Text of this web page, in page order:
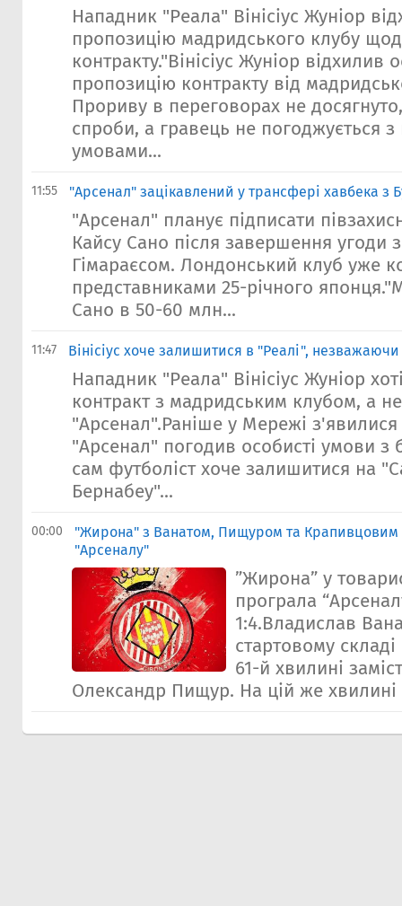
Нападник "Реала" Вінісіус Жуніор
пропозицію мадридського клубу
контракту."Вінісіус Жуніор відхилив
пропозицію контракту від
Прориву в переговорах не
спроби, а гравець не погоджується
умовами...
11:55 "Арсенал" зацікавлений у трансфері хавбека з
"Арсенал" планує підписати
Кайсу Сано після завершення угоди
Гімараєсом. Лондонський клуб уже
представниками 25-річного
Сано в 50-60 млн...
11:47 Вінісіус хоче залишитися в "Реалі",
Нападник "Реала" Вінісіус Жуніор
контракт з мадридським клубом, а
"Арсенал".Раніше у Мережі
"Арсенал" погодив особисті умови з
сам футболіст хоче залишитися на
Бернабеу"...
00:00
"Жирона" з Ванатом, Пищуром та Крапивцовим
"Арсеналу"
”Жирона” у
програла
1:4.Владислав
стартовому
61-й хвилині
Олександр Пищур. На цій же хвилині